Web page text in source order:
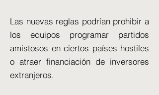
Las nuevas reglas podrían prohibir a
los equipos programar partidos
amistosos en ciertos países hostiles
o atraer financiación de inversores
extranjeros.